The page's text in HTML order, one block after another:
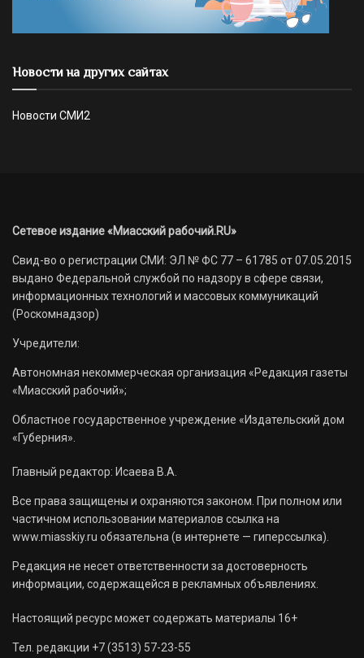
Новости на других сайтах
Новости СМИ2
Сетевое издание «Миасский рабочий.RU»
Свид-во о регистрации СМИ: ЭЛ № ФС 77 – 61785 от 07.05.2015
выдано Федеральной службой по надзору в сфере связи,
информационных технологий и массовых коммуникаций
(Роскомнадзор)
Учредители:
Автономная некоммерческая организация «Редакция газеты
«Миасский рабочий»;
Областное государственное учреждение «Издательский дом
«Губерния».
Главный редактор: Исаева В.А.
Все права защищены и охраняются законом. При полном или
частичном использовании материалов ссылка на
www.miasskiy.ru обязательна (в интернете — гиперссылка).
Редакция не несет ответственности за достоверность
информации, содержащейся в рекламных объявлениях.
Настоящий ресурс может содержать материалы 16+
Тел. редакции +7 (3513) 57-23-55